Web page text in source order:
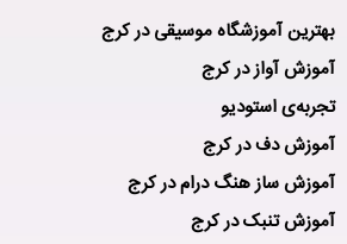
انواع مضراب سه تار برای
بهترین آموزشگاه موسیقی در کرج
آموزش آواز در کرج
تجربه‌ی استودیو
آموزش دف در کرج
آموزش ساز هنگ درام در کرج
آموزش تنبک در کرج